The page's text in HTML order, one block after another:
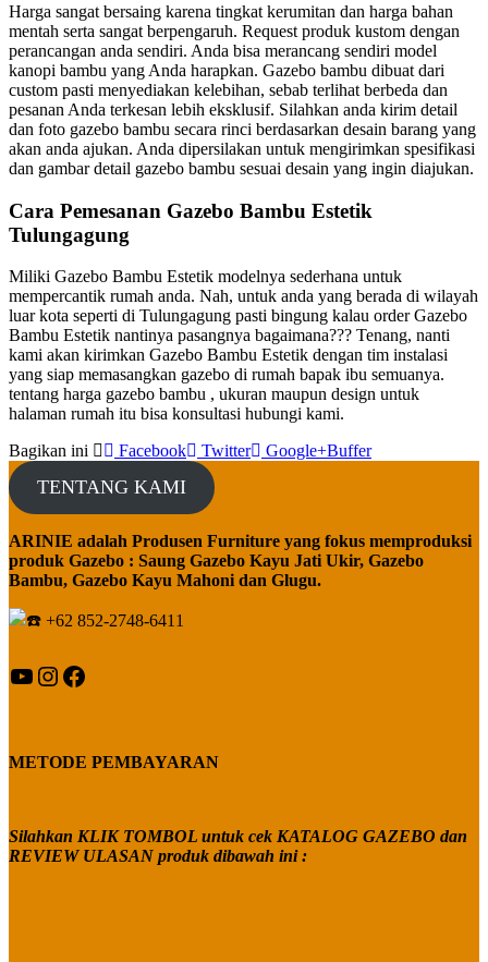
Harga sangat bersaing karena tingkat kerumitan dan harga bahan
mentah serta sangat berpengaruh. Request produk kustom dengan
perancangan anda sendiri. Anda bisa merancang sendiri model
kanopi bambu yang Anda harapkan. Gazebo bambu dibuat dari
custom pasti menyediakan kelebihan, sebab terlihat berbeda dan
pesanan Anda terkesan lebih eksklusif. Silahkan anda kirim detail
dan foto gazebo bambu secara rinci berdasarkan desain barang yang
akan anda ajukan. Anda dipersilakan untuk mengirimkan spesifikasi
dan gambar detail gazebo bambu sesuai desain yang ingin diajukan.
Cara Pemesanan Gazebo Bambu Estetik
Tulungagung
Miliki Gazebo Bambu Estetik modelnya sederhana untuk
mempercantik rumah anda. Nah, untuk anda yang berada di wilayah
luar kota seperti di Tulungagung pasti bingung kalau order Gazebo
Bambu Estetik nantinya pasangnya bagaimana??? Tenang, nanti
kami akan kirimkan Gazebo Bambu Estetik dengan tim instalasi
yang siap memasangkan gazebo di rumah bapak ibu semuanya.
tentang harga gazebo bambu , ukuran maupun design untuk
halaman rumah itu bisa konsultasi hubungi kami.
Bagikan ini
Facebook Twitter Google+Buffer
TENTANG KAMI
ARINIE adalah Produsen Furniture yang fokus memproduksi
produk Gazebo : Saung Gazebo Kayu Jati Ukir, Gazebo
Bambu, Gazebo Kayu Mahoni dan Glugu.
+62 852-2748-6411
YouTube
Instagram
Facebook
METODE PEMBAYARAN
Silahkan KLIK TOMBOL untuk cek KATALOG GAZEBO dan
REVIEW ULASAN produk dibawah ini :